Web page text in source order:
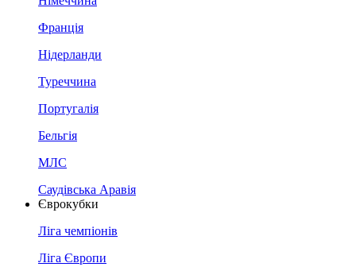
Франція
Нідерланди
Туреччина
Португалія
Бельгія
МЛС
Саудівська Аравія
Єврокубки
Ліга чемпіонів
Ліга Європи